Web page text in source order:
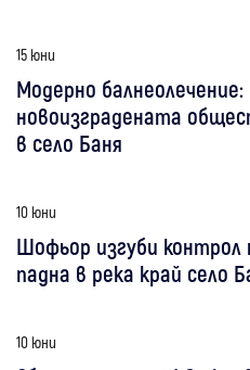
15 юни
Модерно
новоизградената
в село Баня
10 юни
Шофьор изгуби контрол
падна в река край село
10 юни